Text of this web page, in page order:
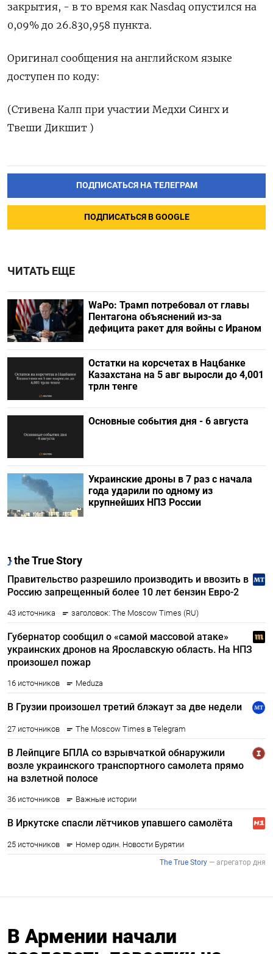
закрытия, - в то время как Nasdaq опустился на
0,09% ​до ⁠26.830,958 пункта.
Оригинал сообщения на английском ‌языке
доступен по ‌коду:
(Стивена Калп при участии ​Медхи Сингх и
‌Твеши Дикшит )
ПОДПИСАТЬСЯ НА ТЕЛЕГРАМ
ПОДПИСАТЬСЯ В GOOGLE
ЧИТАТЬ ЕЩЕ
WaPo: Трамп потребовал от главы
Пентагона объяснений из-за
дефицита ракет для войны с Ираном
Остатки на корсчетах в Нацбанке
Казахстана на 5 авг выросли до 4,001
трлн тенге
Основные события дня - 6 августа
Украинские дроны в 7 раз с начала
года ударили по одному из
крупнейших НПЗ России
В Армении начали